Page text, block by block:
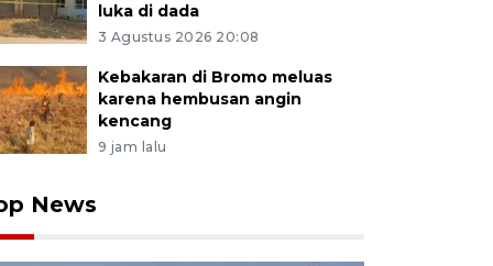
luka di dada
3 Agustus 2026 20:08
Kebakaran di Bromo meluas
karena hembusan angin
kencang
9 jam lalu
News